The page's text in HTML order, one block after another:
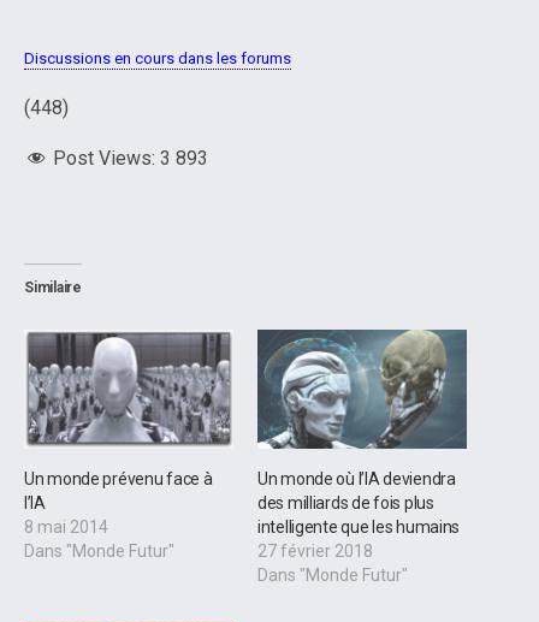
Discussions en cours dans les forums
(448)
Post Views: 3 893
Similaire
Un monde prévenu face à
l’IA
8 mai 2014
Dans "Monde Futur"
Un monde où l’IA deviendra
des milliards de fois plus
intelligente que les humains
27 février 2018
Dans "Monde Futur"